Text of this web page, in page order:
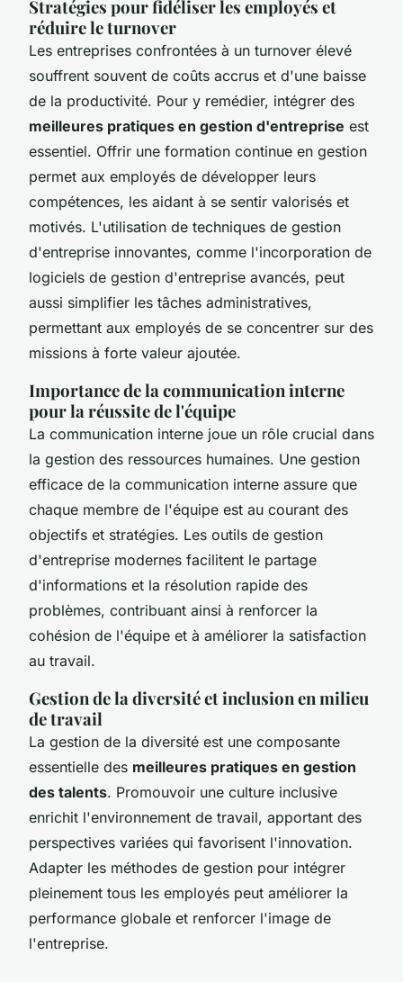
Stratégies pour fidéliser les employés et
réduire le turnover
Les entreprises confrontées à un turnover élevé
souffrent souvent de coûts accrus et d'une baisse
de la productivité. Pour y remédier, intégrer des
meilleures pratiques en gestion d'entreprise est
essentiel. Offrir une formation continue en gestion
permet aux employés de développer leurs
compétences, les aidant à se sentir valorisés et
motivés. L'utilisation de techniques de gestion
d'entreprise innovantes, comme l'incorporation de
logiciels de gestion d'entreprise avancés, peut
aussi simplifier les tâches administratives,
permettant aux employés de se concentrer sur des
missions à forte valeur ajoutée.
Importance de la communication interne
pour la réussite de l'équipe
La communication interne joue un rôle crucial dans
la gestion des ressources humaines. Une gestion
efficace de la communication interne assure que
chaque membre de l'équipe est au courant des
objectifs et stratégies. Les outils de gestion
d'entreprise modernes facilitent le partage
d'informations et la résolution rapide des
problèmes, contribuant ainsi à renforcer la
cohésion de l'équipe et à améliorer la satisfaction
au travail.
Gestion de la diversité et inclusion en milieu
de travail
La gestion de la diversité est une composante
essentielle des meilleures pratiques en gestion
des talents. Promouvoir une culture inclusive
enrichit l'environnement de travail, apportant des
perspectives variées qui favorisent l'innovation.
Adapter les méthodes de gestion pour intégrer
pleinement tous les employés peut améliorer la
performance globale et renforcer l'image de
l'entreprise.